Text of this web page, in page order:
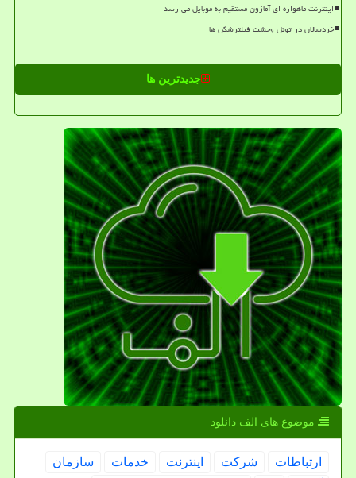
اینترنت ماهواره ای آمازون مستقیم به موبایل می رسد
خردسالان در تونل وحشت فیلترشکن ها
جدیدترین ها
موضوع های الف دانلود
ارتباطات شركت اینترنت خدمات
سازمان